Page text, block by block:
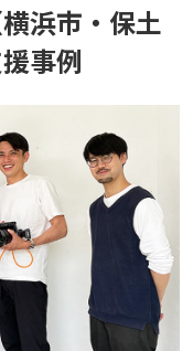
浜市・保土
事例